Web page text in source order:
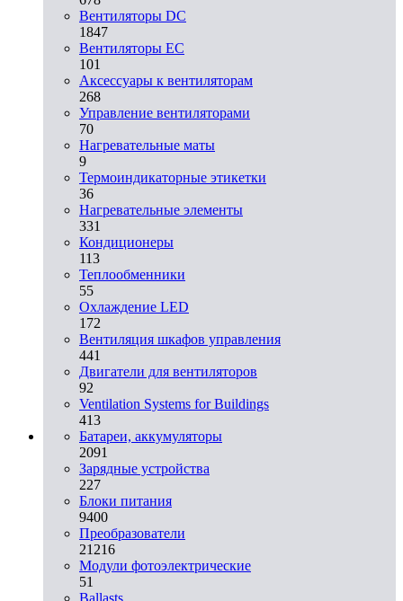
Вентиляторы DC
1847
Вентиляторы EC
101
Аксессуары к вентиляторам
268
Управление вентиляторами
70
Нагревательные маты
9
Термоиндикаторные этикетки
36
Нагревательные элементы
331
Кондиционеры
113
Теплообменники
55
Охлаждение LED
172
Вентиляция шкафов управления
441
Двигатели для вентиляторов
92
Ventilation Systems for Buildings
413
Батареи, аккумуляторы
2091
Зарядные устройства
227
Блоки питания
9400
Преобразователи
21216
Модули фотоэлектрические
51
Ballasts